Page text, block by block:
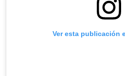
Ver esta publicación